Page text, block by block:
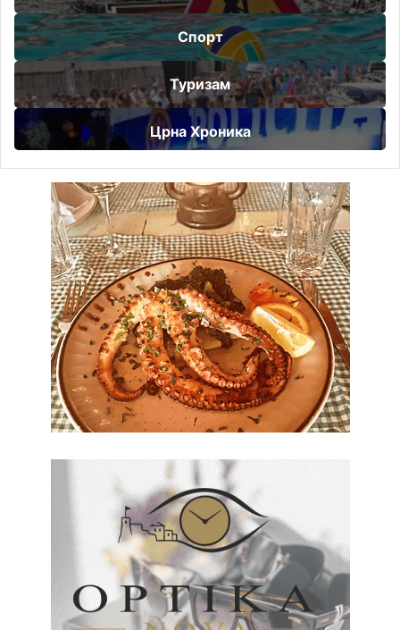
Спорт
Туризам
Црна Хроника